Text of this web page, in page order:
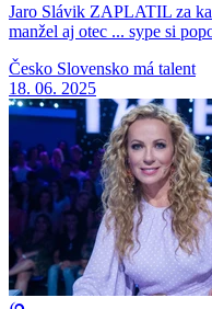
Jaro Slávik ZAPLATIL za
manžel aj otec ... sype si
Česko Slovensko má talent
18. 06. 2025